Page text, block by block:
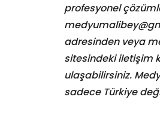
profesyonel
adresinden veya
sitesindeki iletişim
ulaşabilirsiniz.
sadece Türkiye